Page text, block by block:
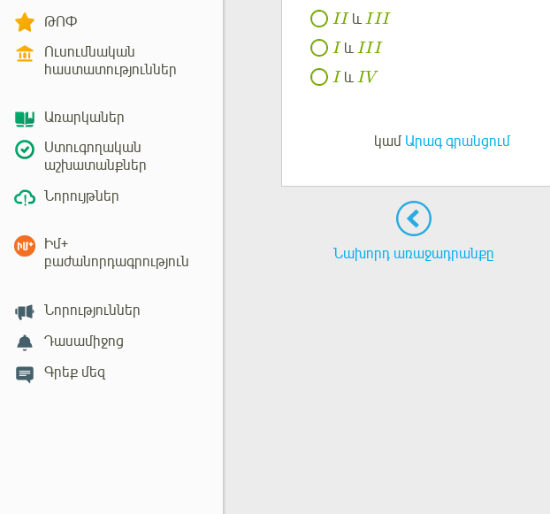
ԹՈՓ
Ուսումնական
հաստատություններ
Առարկաներ
Ստուգողական
աշխատանքներ
Նորույթներ
Իմ+
բաժանորդագրություն
Նորություններ
Դասամիջոց
Գրեք մեզ
IIևI II
IևIII
IևIV
կամ Արագ գրանցում
Նախորդ առաջադրանքը